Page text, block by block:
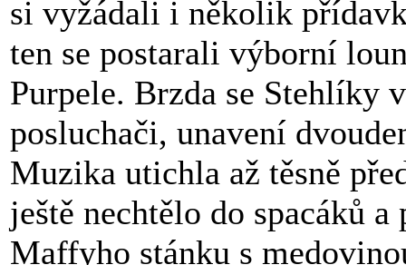
si vyžádali i několik
ten se postarali výborní
Purpele. Brzda se Stehlíky
posluchači, unavení
Muzika utichla až těsně
ještě nechtělo do spacáků
Maffyho stánku s